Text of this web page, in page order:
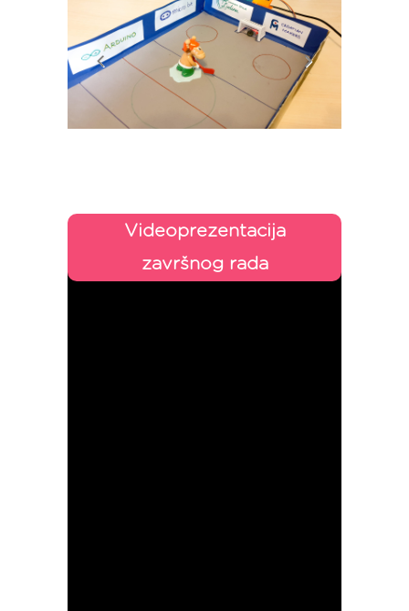
Videoprezentacija
završnog rada